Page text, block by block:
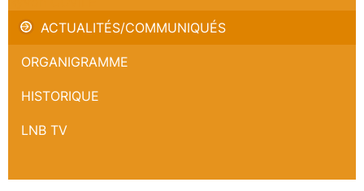
ACTUALITÉS/COMMUNIQUÉS
ORGANIGRAMME
HISTORIQUE
LNB TV